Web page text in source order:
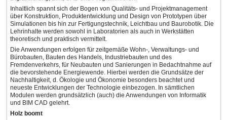
Inhaltlich spannt sich der Bogen von Qualitäts- und Projektmanagement
über Konstruktion, Produktentwicklung und Design von Prototypen über
Simulationen bis hin zur Fertigungstechnik, Leichtbau und Baurobotik. Die
Lehrinhalte werden sowohl in Laboratorien als auch in Werkstätten
theoretisch und praktisch vermittelt.
Die Anwendungen erfolgen für zeitgemäße Wohn-, Verwaltungs- und
Bürobauten, Bauten des Handels, Industriebauten und des
Fremdenverkehrs, für Neubauten und Sanierungen in Bedachtnahme auf
die bevorstehende Energiewende. Hierbei werden die Grundsätze der
Nachhaltigkeit, d. Ökologie und Ökonomie besonders beachtet und
neueste Entwicklungen der Technologie einbezogen. In sämtlichen
Modulen werden grundsätzlich (auch) die Anwendungen von Informatik
und BIM CAD gelehrt.
Holz boomt